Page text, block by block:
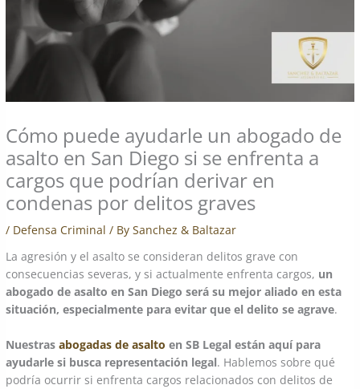
Cómo puede ayudarle un abogado de
asalto en San Diego si se enfrenta a
cargos que podrían derivar en
condenas por delitos graves
/ Defensa Criminal / BySanchez & Baltazar
La agresión y el asalto se consideran delitos grave con
consecuencias severas, y si actualmente enfrenta cargos, un
abogado de asalto en San Diego será su mejor aliado en esta
situación, especialmente para evitar que el delito se agrave.
Nuestrasabogadas de asalto en SB Legal están aquí para
ayudarle si busca representación legal. Hablemos sobre qué
podría ocurrir si enfrenta cargos relacionados con delitos de